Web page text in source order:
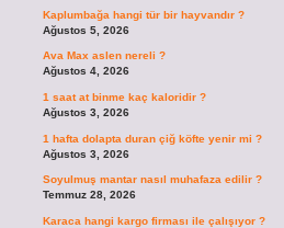
Kaplumbağa hangi tür bir hayvandır ?
Ağustos 5, 2026
Ava Max aslen nereli ?
Ağustos 4, 2026
1 saat at binme kaç kaloridir ?
Ağustos 3, 2026
1 hafta dolapta duran çiğ köfte yenir mi ?
Ağustos 3, 2026
Soyulmuş mantar nasıl muhafaza edilir ?
Temmuz 28, 2026
Karaca hangi kargo firması ile çalışıyor ?